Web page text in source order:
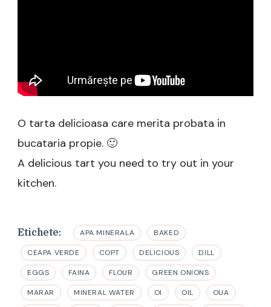
O tarta delicioasa care merita probata in
bucataria propie. 🙂
A delicious tart you need to try out in your
kitchen.
Etichete: APA MINERALA BAKED
CEAPA VERDE COPT DELICIOUS DILL
EGGS FAINA FLOUR GREEN ONIONS
MARAR MINERAL WATER OI OIL OUA